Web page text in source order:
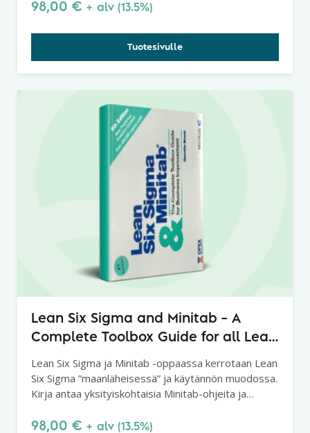
98,00 € + alv (13.5%)
Tuotesivulle
Lean Six Sigma and Minitab – A
Complete Toolbox Guide for all Lean
Lean Six Sigma ja Minitab -oppaassa kerrotaan Lean
Six Sigma ”maanläheisessä” ja käytännön muodossa.
Kirja antaa yksityiskohtaisia Minitab-ohjeita ja
98,00 € + alv (13.5%)